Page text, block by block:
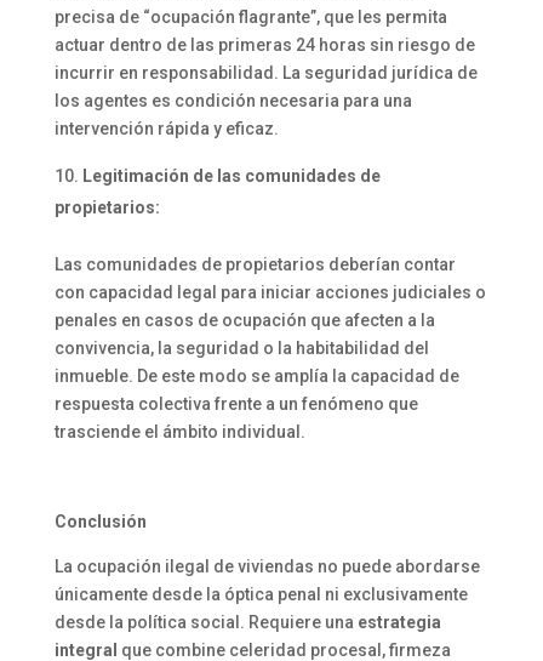
precisa de “ocupación flagrante”, que les permita
actuar dentro de las primeras 24 horas sin riesgo de
incurrir en responsabilidad. La seguridad jurídica de
los agentes es condición necesaria para una
intervención rápida y eficaz.
Legitimación de las comunidades de
propietarios:
Las comunidades de propietarios deberían contar
con capacidad legal para iniciar acciones judiciales o
penales en casos de ocupación que afecten a la
convivencia, la seguridad o la habitabilidad del
inmueble. De este modo se amplía la capacidad de
respuesta colectiva frente a un fenómeno que
trasciende el ámbito individual.
Conclusión
La ocupación ilegal de viviendas no puede abordarse
únicamente desde la óptica penal ni exclusivamente
desde la política social. Requiere una estrategia
integral que combine celeridad procesal, firmeza